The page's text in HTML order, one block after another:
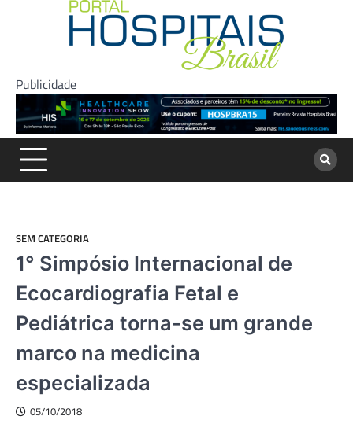
Publicidade
SEM CATEGORIA
1° Simpósio Internacional de
Ecocardiografia Fetal e
Pediátrica torna-se um grande
marco na medicina
especializada
05/10/2018